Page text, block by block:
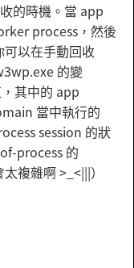
的時機。當 app
process，然後
以在手動回收
的變
其中的 app
當中執行的
session 的狀
process 的
複雜啊 >_<|||）